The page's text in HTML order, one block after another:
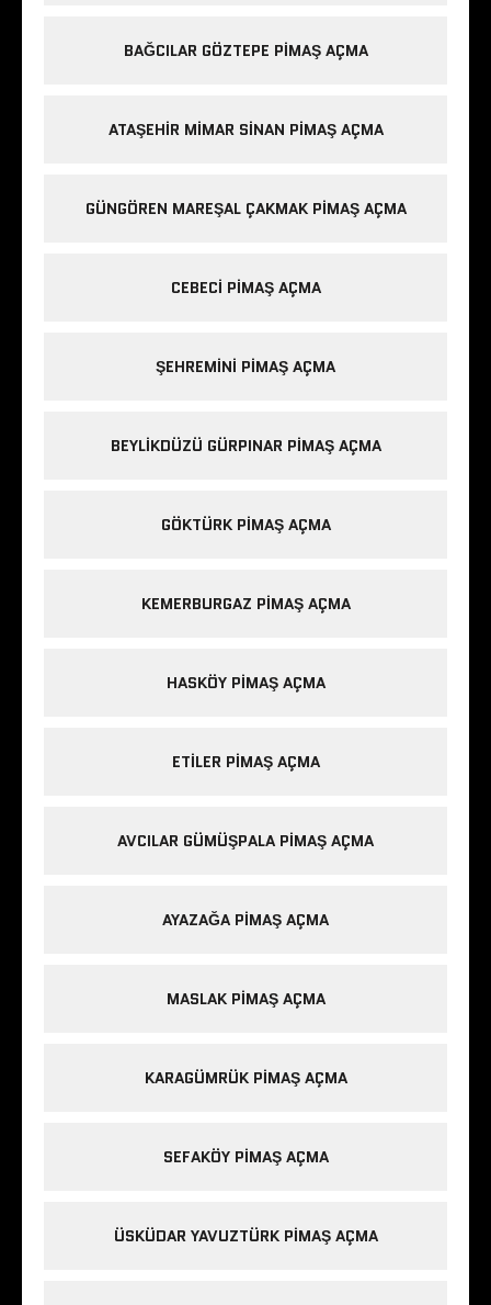
BAĞCILAR GÖZTEPE PIMAŞ AÇMA
ATAŞEHIR MIMAR SINAN PIMAŞ AÇMA
GÜNGÖREN MAREŞAL ÇAKMAK PIMAŞ AÇMA
CEBECI PIMAŞ AÇMA
ŞEHREMINI PIMAŞ AÇMA
BEYLIKDÜZÜ GÜRPINAR PIMAŞ AÇMA
GÖKTÜRK PIMAŞ AÇMA
KEMERBURGAZ PIMAŞ AÇMA
HASKÖY PIMAŞ AÇMA
ETILER PIMAŞ AÇMA
AVCILAR GÜMÜŞPALA PIMAŞ AÇMA
AYAZAĞA PIMAŞ AÇMA
MASLAK PIMAŞ AÇMA
KARAGÜMRÜK PIMAŞ AÇMA
SEFAKÖY PIMAŞ AÇMA
ÜSKÜDAR YAVUZTÜRK PIMAŞ AÇMA